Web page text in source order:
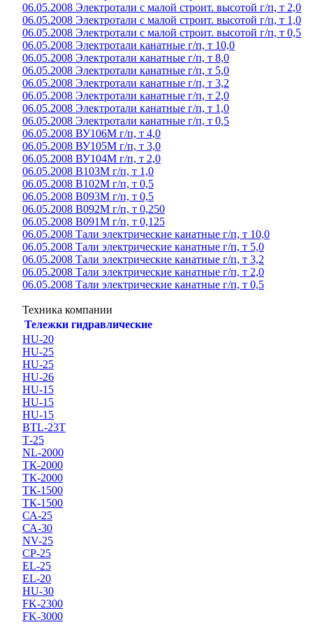
06.05.2008 Электротали с малой строит. высотой г/п, т 2,0
06.05.2008 Электротали с малой строит. высотой г/п, т 1,0
06.05.2008 Электротали с малой строит. высотой г/п, т 0,5
06.05.2008 Электротали канатные г/п, т 10,0
06.05.2008 Электротали канатные г/п, т 8,0
06.05.2008 Электротали канатные г/п, т 5,0
06.05.2008 Электротали канатные г/п, т 3,2
06.05.2008 Электротали канатные г/п, т 2,0
06.05.2008 Электротали канатные г/п, т 1,0
06.05.2008 Электротали канатные г/п, т 0,5
06.05.2008 ВУ106М г/п, т 4,0
06.05.2008 ВУ105М г/п, т 3,0
06.05.2008 ВУ104М г/п, т 2,0
06.05.2008 В103М г/п, т 1,0
06.05.2008 В102М г/п, т 0,5
06.05.2008 В093М г/п, т 0,5
06.05.2008 В092М г/п, т 0,250
06.05.2008 В091М г/п, т 0,125
06.05.2008 Тали электрические канатные г/п, т 10,0
06.05.2008 Тали электрические канатные г/п, т 5,0
06.05.2008 Тали электрические канатные г/п, т 3,2
06.05.2008 Тали электрические канатные г/п, т 2,0
06.05.2008 Тали электрические канатные г/п, т 0,5
Техника компании
Тележки гидравлические
HU-20
HU-25
HU-25
HU-26
HU-15
HU-15
HU-15
BTL-23T
Т-25
NL-2000
ТК-2000
ТК-2000
ТК-1500
ТК-1500
СА-25
СА-30
NV-25
CP-25
EL-25
EL-20
HU-30
FK-2300
FK-3000